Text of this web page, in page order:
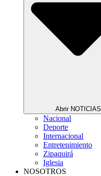
Abrir NOTICIAS
Nacional
Deporte
Internacional
Entretenimiento
Zipaquirá
Iglesia
NOSOTROS